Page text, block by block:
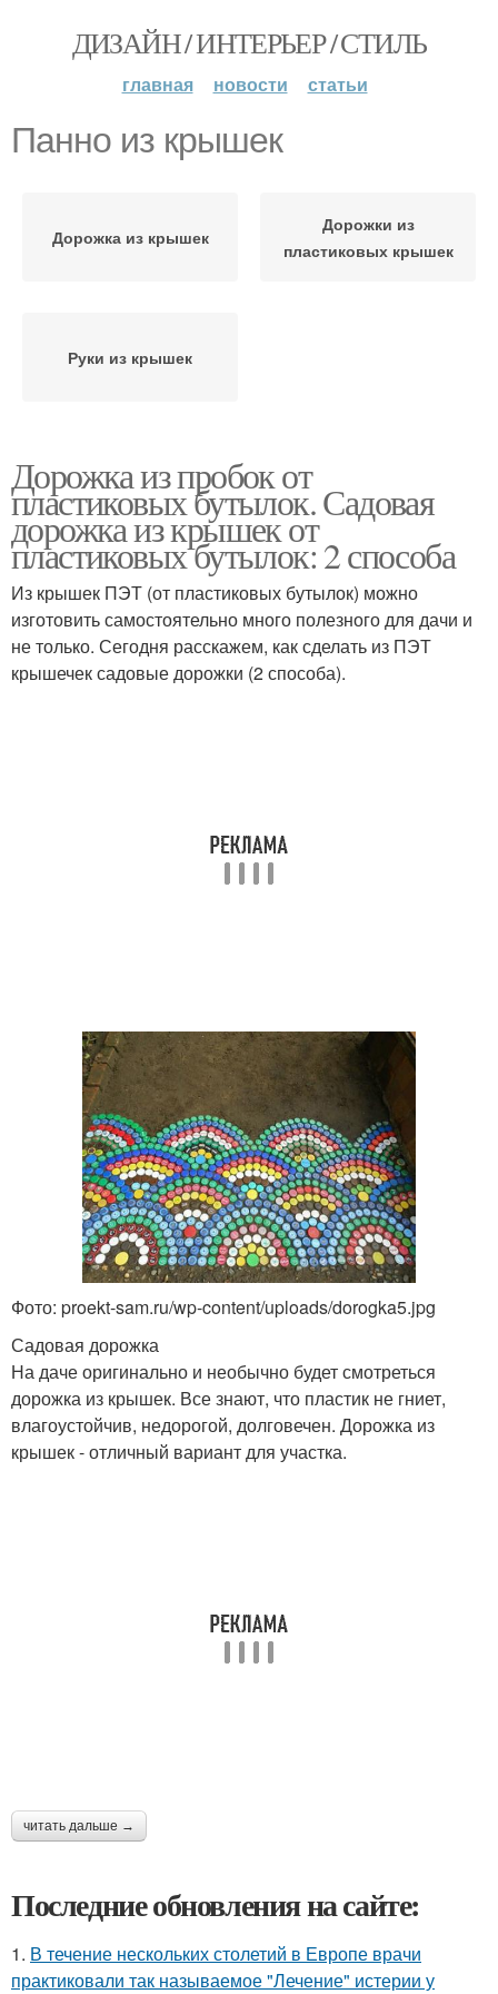
ДИЗАЙН / ИНТЕРЬЕР / СТИЛЬ
главная новости статьи
Панно из крышек
Дорожка из крышек
Дорожки из
пластиковых крышек
Руки из крышек
Дорожка из пробок от
пластиковых бутылок. Садовая
дорожка из крышек от
пластиковых бутылок: 2 способа
Из крышек ПЭТ (от пластиковых бутылок) можно
изготовить самостоятельно много полезного для дачи и
не только. Сегодня расскажем, как сделать из ПЭТ
крышечек садовые дорожки (2 способа).
Фото: proekt-sam.ru/wp-content/uploads/dorogka5.jpg
Садовая дорожка
На даче оригинально и необычно будет смотреться
дорожка из крышек. Все знают, что пластик не гниет,
влагоустойчив, недорогой, долговечен. Дорожка из
крышек - отличный вариант для участка.
читать дальше →
Последние обновления на сайте:
1. В течение нескольких столетий в Европе врачи
практиковали так называемое "Лечение" истерии у